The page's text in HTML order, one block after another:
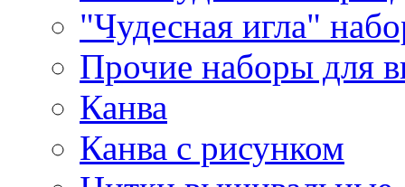
"Чудесная игла"
Прочие наборы для
Канва
Канва с рисунком